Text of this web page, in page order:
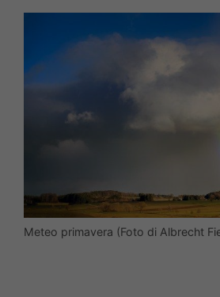
Meteo primavera (Foto di Albrecht